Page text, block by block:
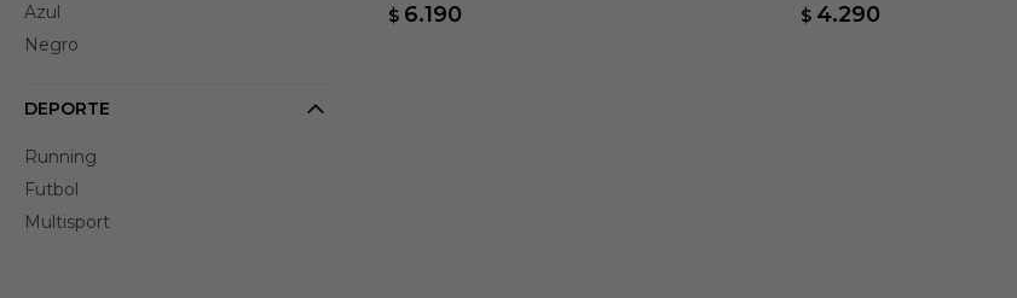
$ 6.190 $ 4.290
Azul
Negro
DEPORTE
Running
Futbol
Multisport